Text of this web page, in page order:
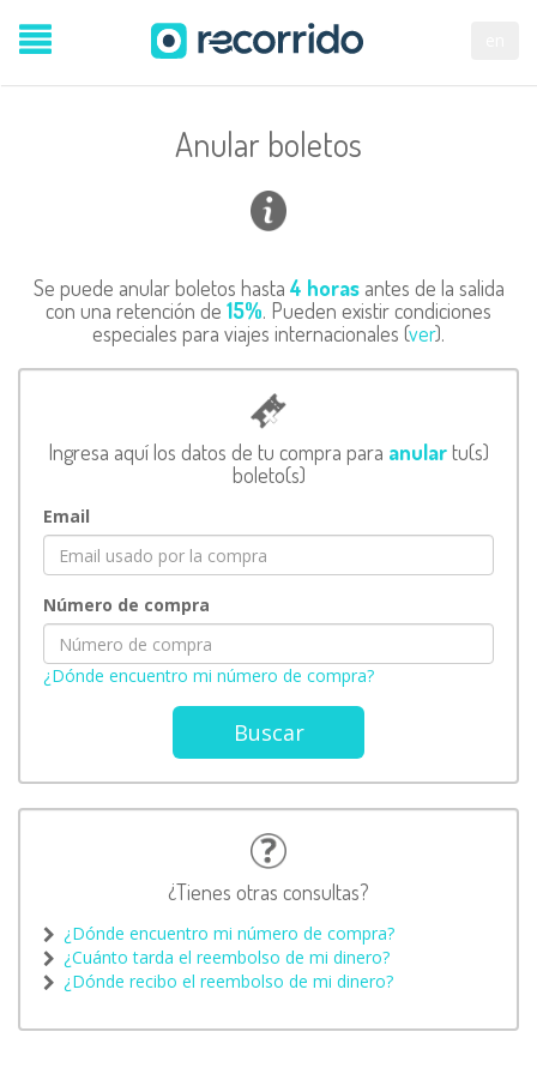
Anular boletos
Se puede anular boletos hasta 4 horasantes de la salida
con una retención de 15%. Pueden existir condiciones
especiales para viajes internacionales (ver).
Ingresa aquí los datos de tu compra para anulartu(s)
boleto(s)
Email
Número de compra
¿Dónde encuentro mi número de compra?
Buscar
¿Tienes otras consultas?
¿Dónde encuentro mi número de compra?
¿Cuánto tarda el reembolso de mi dinero?
¿Dónde recibo el reembolso de mi dinero?